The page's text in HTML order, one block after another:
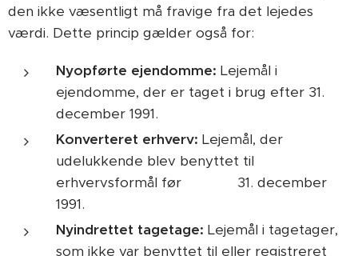
den ikke væsentligt må fravige fra det lejedes
værdi. Dette princip gælder også for:
Nyopførte ejendomme: Lejemål i
ejendomme, der er taget i brug efter 31.
december 1991.
Konverteret erhverv: Lejemål, der
udelukkende blev benyttet til
erhvervsformål før 31. december
1991.
Nyindrettet tagetage: Lejemål i tagetager,
som ikke var benyttet til eller registreret